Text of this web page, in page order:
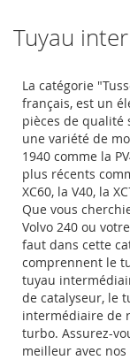
Tuyau
La catégorie
français, est un
pièces de qualité
une variété de
1940 comme la
plus récents
XC60, la V40, la
Que vous
Volvo 240 ou
faut dans cette
comprennent le
tuyau
de catalyseur, le
intermédiaire de
turbo. Assurez-
meilleur avec